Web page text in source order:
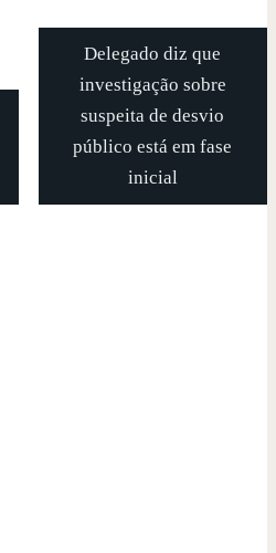
Delegado diz que
investigação sobre
suspeita de desvio
público está em fase
inicial